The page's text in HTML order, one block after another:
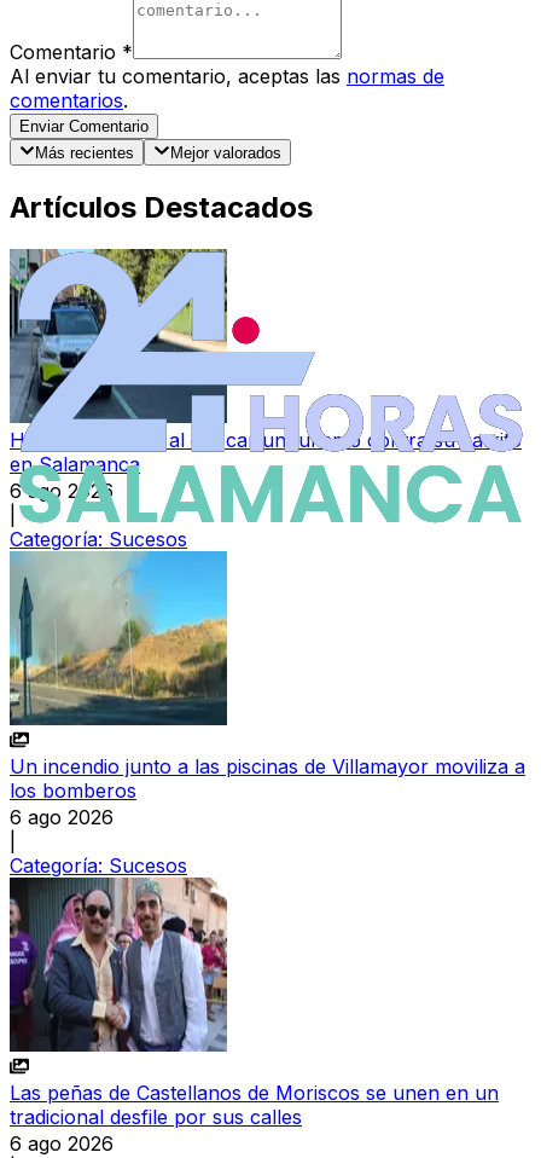
Comentario *
Al enviar tu comentario, aceptas las normas de
comentarios.
Enviar Comentario
Más recientes
Mejor valorados
Artículos Destacados
Herida una bebé al chocar un turismo contra su carrito
en Salamanca
6 ago 2026
Categoría: Sucesos
Un incendio junto a las piscinas de Villamayor moviliza a
los bomberos
6 ago 2026
Categoría: Sucesos
Las peñas de Castellanos de Moriscos se unen en un
tradicional desfile por sus calles
6 ago 2026